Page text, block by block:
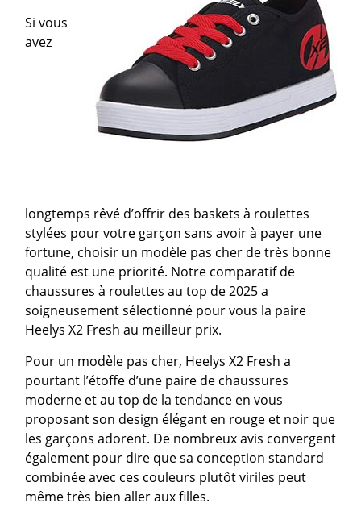
Si vous
avez
longtemps rêvé d’offrir des baskets à roulettes
stylées pour votre garçon sans avoir à payer une
fortune, choisir un modèle pas cher de très bonne
qualité est une priorité. Notre comparatif de
chaussures à roulettes au top de 2025 a
soigneusement sélectionné pour vous la paire
Heelys X2 Fresh au meilleur prix.
Pour un modèle pas cher, Heelys X2 Fresh a
pourtant l’étoffe d’une paire de chaussures
moderne et au top de la tendance en vous
proposant son design élégant en rouge et noir que
les garçons adorent. De nombreux avis convergent
également pour dire que sa conception standard
combinée avec ces couleurs plutôt viriles peut
même très bien aller aux filles.